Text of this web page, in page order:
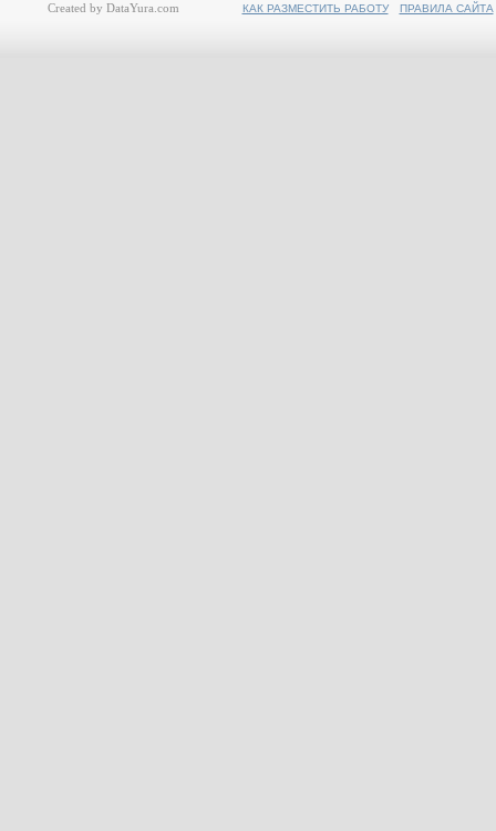
КАК РАЗМЕСТИТЬ РАБОТУ
ПРАВИЛА САЙТА
Created by DataYura.com